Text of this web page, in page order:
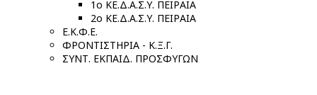
1ο ΚΕ.Δ.Α.Σ.Υ. ΠΕΙΡΑΙΑ
2ο ΚΕ.Δ.Α.Σ.Υ. ΠΕΙΡΑΙΑ
Ε.Κ.Φ.Ε.
ΦΡΟΝΤΙΣΤΗΡΙΑ - Κ.Ξ.Γ.
ΣΥΝΤ. ΕΚΠΑΙΔ. ΠΡΟΣΦΥΓΩΝ